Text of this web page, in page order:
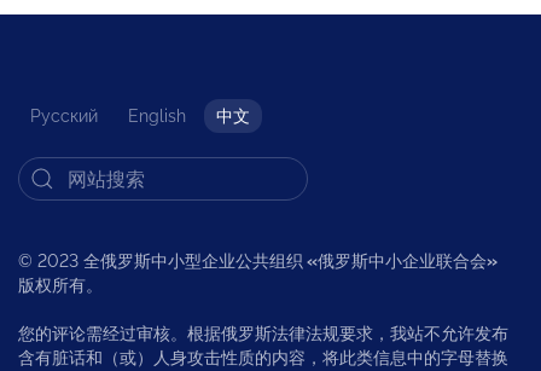
Русский English 中文
© 2023 全俄罗斯中小型企业公共组织 «俄罗斯中小企业联合会»
版权所有。
您的评论需经过审核。根据俄罗斯法律法规要求，我站不允许发布
含有脏话和（或）人身攻击性质的内容，将此类信息中的字母替换